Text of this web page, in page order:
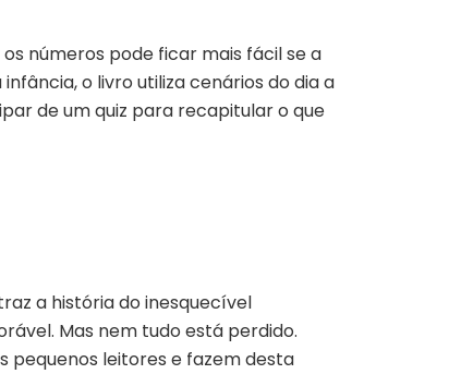
números pode ficar mais fácil se a
o livro utiliza cenários do dia a
de um quiz para recapitular o que
a história do inesquecível
Mas nem tudo está perdido.
pequenos leitores e fazem desta